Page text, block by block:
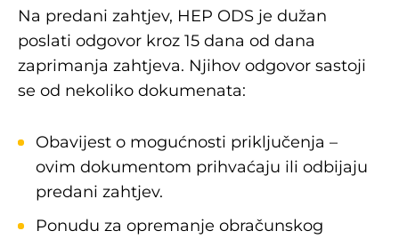
Na predani zahtjev, HEP ODS je dužan
poslati odgovor kroz 15 dana od dana
zaprimanja zahtjeva. Njihov odgovor sastoji
se od nekoliko dokumenata:
Obavijest o mogućnosti priključenja –
ovim dokumentom prihvaćaju ili odbijaju
predani zahtjev.
Ponudu za opremanje obračunskog